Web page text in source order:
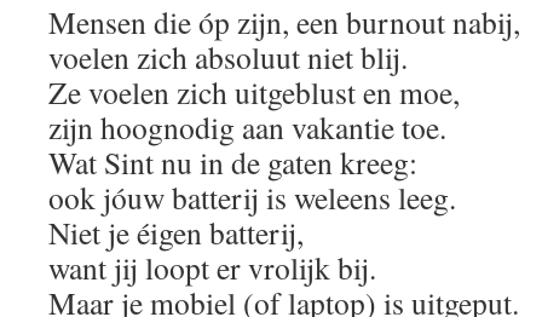
Mensen die óp zijn, een burnout nabij,
voelen zich absoluut niet blij.
Ze voelen zich uitgeblust en moe,
zijn hoognodig aan vakantie toe.
Wat Sint nu in de gaten kreeg:
ook jóuw batterij is weleens leeg.
Niet je éigen batterij,
want jij loopt er vrolijk bij.
Maar je mobiel (of laptop) is uitgeput.